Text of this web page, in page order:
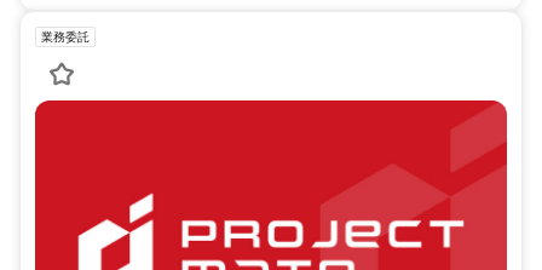
業務委託